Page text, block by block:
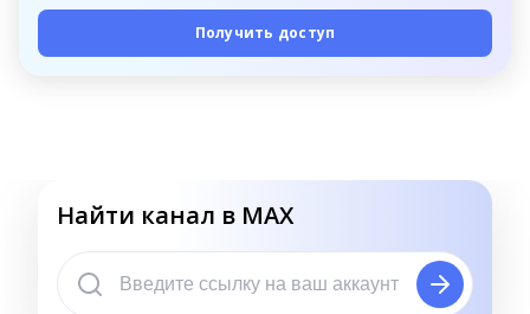
Получить доступ
Найти канал в MAX